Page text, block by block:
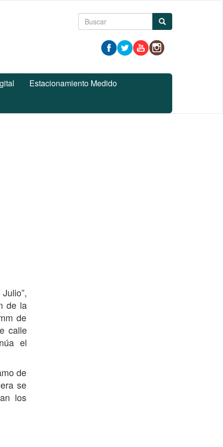
Formulario
búsqueda
Estacionamiento Medido
de la
de
calle
el
de
se
los